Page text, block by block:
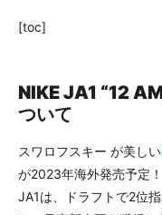
[toc]
NIKE JA1 “12
ついて
スワロフスキー が美しい
が2023年海外発売予定！
JA1は、ドラフトで2位